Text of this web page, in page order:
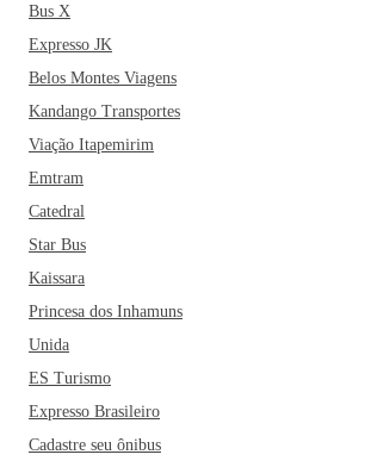
Bus X
Expresso JK
Belos Montes Viagens
Kandango Transportes
Viação Itapemirim
Emtram
Catedral
Star Bus
Kaissara
Princesa dos Inhamuns
Unida
ES Turismo
Expresso Brasileiro
Cadastre seu ônibus